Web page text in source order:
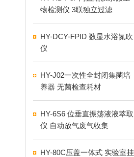
物检测仪 3联独立过滤
HY-DCY-FPID 数显水浴氮吹
仪
HY-J02一次性全封闭集菌培
养器 无菌检查耗材
HY-6S6 位垂直振荡液液萃取
仪 自动放气废气收集
HY-80C压盖一体式 实验室挂